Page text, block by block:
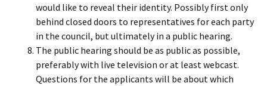
would like to reveal their identity. Possibly first only
behind closed doors to representatives for each party
in the council, but ultimately in a public hearing.
The public hearing should be as public as possible,
preferably with live television or at least webcast.
Questions for the applicants will be about which